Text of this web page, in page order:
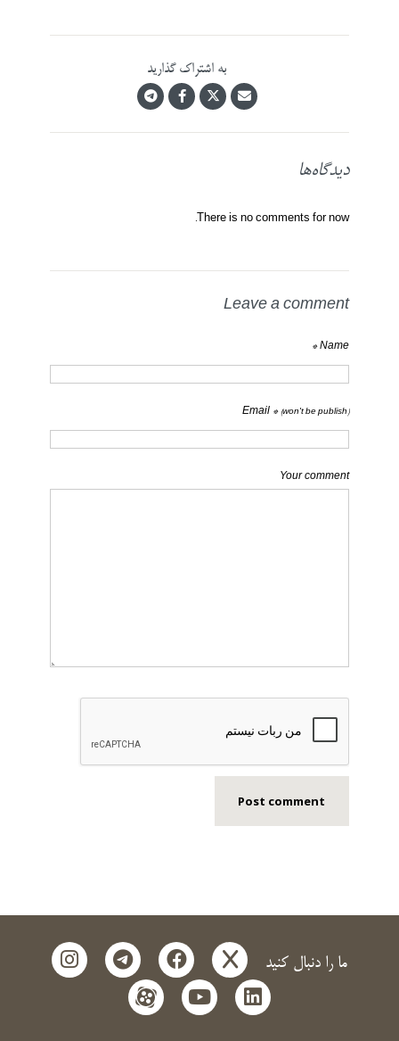
به اشتراک گذارید
دیدگاه‌ها
There is no comments for now.
Leave a comment
Name *
Email * (won't be publish)
Your comment
ما را دنبال کنید x
facebook
telegram
instagram
linkedin
youtube
aparat